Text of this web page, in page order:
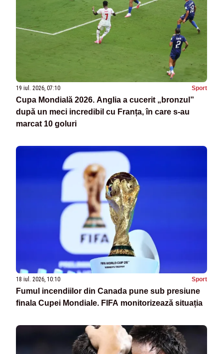
19 iul. 2026, 07:10 Sport
Cupa Mondială 2026. Anglia a cucerit „bronzul”
după un meci incredibil cu Franța, în care s-au
marcat 10 goluri
18 iul. 2026, 10:10 Sport
Fumul incendiilor din Canada pune sub presiune
finala Cupei Mondiale. FIFA monitorizează situația